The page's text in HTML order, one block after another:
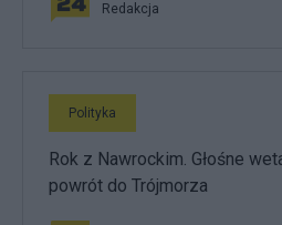
Redakcja
Polityka
Rok z Nawrockim. Głośne
powrót do Trójmorza